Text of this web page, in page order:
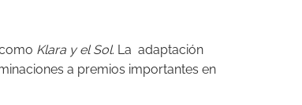
Klara y el Sol. La adaptación
a premios importantes en